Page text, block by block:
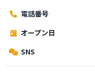
電話番号
オープン日
SNS